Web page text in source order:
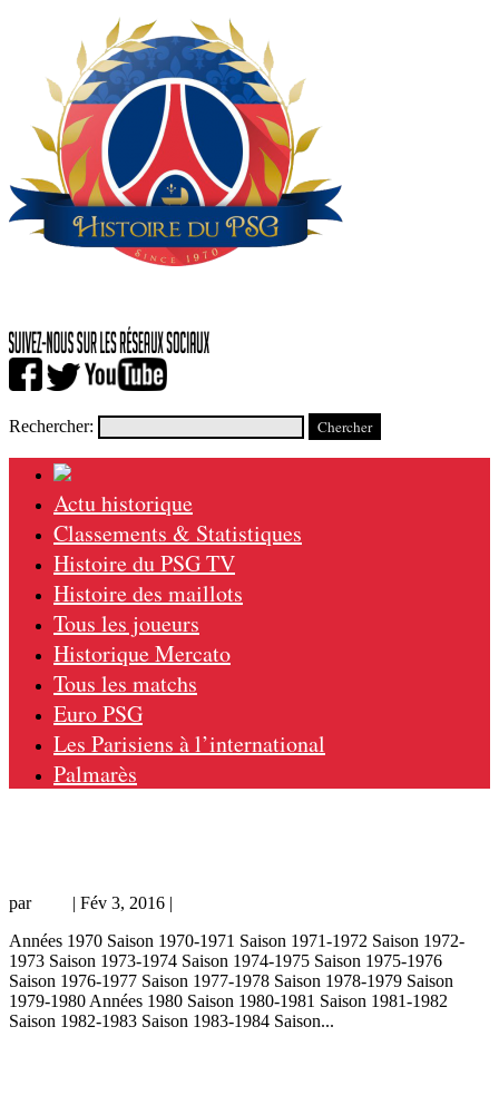
Rechercher:
Actu historique
Classements & Statistiques
Histoire du PSG TV
Histoire des maillots
Tous les joueurs
Historique Mercato
Tous les matchs
Euro PSG
Les Parisiens à l’international
Palmarès
par | Fév 3, 2016 |
Années 1970 Saison 1970-1971 Saison 1971-1972 Saison 1972-
1973 Saison 1973-1974 Saison 1974-1975 Saison 1975-1976
Saison 1976-1977 Saison 1977-1978 Saison 1978-1979 Saison
1979-1980 Années 1980 Saison 1980-1981 Saison 1981-1982
Saison 1982-1983 Saison 1983-1984 Saison...